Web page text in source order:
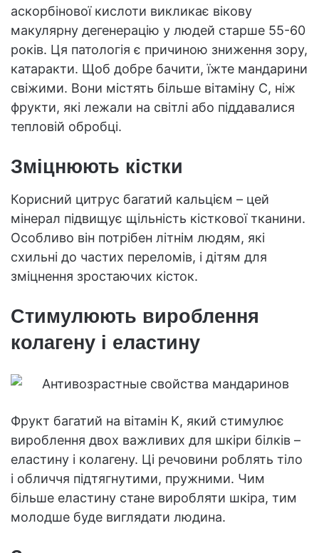
аскорбінової кислоти викликає вікову
макулярну дегенерацію у людей старше 55-60
років. Ця патологія є причиною зниження зору,
катаракти. Щоб добре бачити, їжте мандарини
свіжими. Вони містять більше вітаміну C, ніж
фрукти, які лежали на світлі або піддавалися
тепловій обробці.
Зміцнюють кістки
Корисний цитрус багатий кальцієм – цей
мінерал підвищує щільність кісткової тканини.
Особливо він потрібен літнім людям, які
схильні до частих переломів, і дітям для
зміцнення зростаючих кісток.
Стимулюють вироблення
колагену і еластину
Фрукт багатий на вітамін K, який стимулює
вироблення двох важливих для шкіри білків –
еластину і колагену. Ці речовини роблять тіло
і обличчя підтягнутими, пружними. Чим
більше еластину стане виробляти шкіра, тим
молодше буде виглядати людина.